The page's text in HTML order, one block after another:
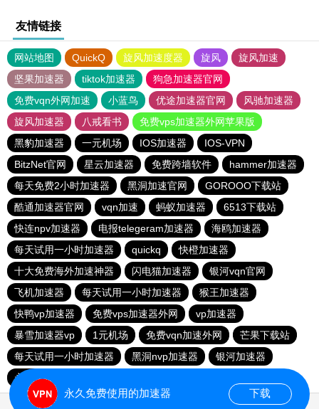
友情链接
网站地图 QuickQ 旋风加速度器 旋风
旋风加速
坚果加速器
tiktok加速器
狗急加速器官网
免费vqn外网加速
小蓝鸟 优途加速器官网
风驰加速器
旋风加速器
八戒看书
免费vps加速器外网苹果版
黑豹加速器
一元机场 IOS加速器
IOS-VPN
BitzNet官网
星云加速器 免费跨墙软件
hammer加速器
每天免费2小时加速器
黑洞加速官网
GOROOO下载站
酷通加速器官网
vqn加速 蚂蚁加速器
6513下载站
快连npv加速器
电报telegeram加速器
海鸥加速器
每天试用一小时加速器
quickq
快橙加速器
十大免费海外加速神器
闪电猫加速器
银河vqn官网
飞机加速器
每天试用一小时加速器
猴王加速器
快鸭vp加速器
免费vps加速器外网
vp加速器
暴雪加速器vp
1元机场 免费vqn加速外网
芒果下载站
每天试用一小时加速器
黑洞nvp加速器
银河加速器
永久免费vqn加速外网
永久免费使用的加速器 下载